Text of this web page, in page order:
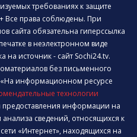
требованиях к защите
Все права соблюдены. При
сайта обязательна гиперссылка
в неэлектронном виде
на источник - сайт Sochi24.tv.
без письменного
«На информационном ресурсе
технологии
информации на
сведений, относящихся к
«Интернет», находящихся на